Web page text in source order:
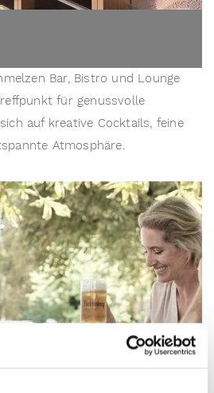
Bar, Bistro und Lounge
für genussvolle
auf kreative Cocktails, feine
Atmosphäre.